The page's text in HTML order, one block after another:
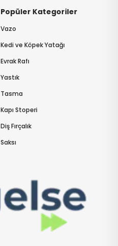
Popüler Kategoriler
Vazo
Kedi ve Köpek Yatağı
Evrak Rafı
Yastık
Tasma
Kapı Stoperi
Diş Fırçalık
Saksı